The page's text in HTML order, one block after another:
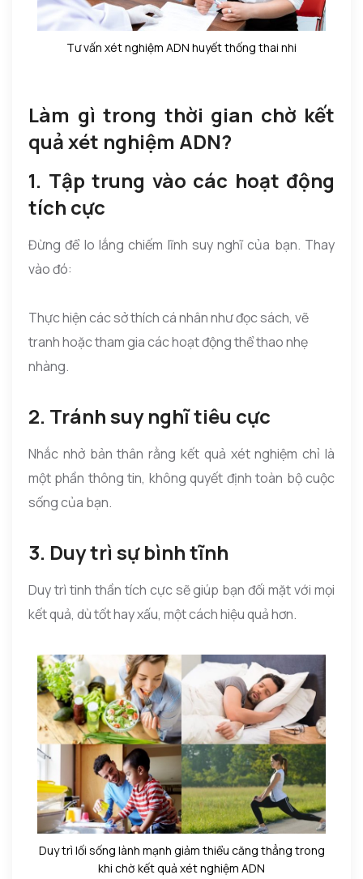
Tư vấn xét nghiệm ADN huyết thống thai nhi
Làm gì trong thời gian chờ kết
quả xét nghiệm ADN?
1. Tập trung vào các hoạt động
tích cực
Đừng để lo lắng chiếm lĩnh suy nghĩ của bạn. Thay
vào đó:
Thực hiện các sở thích cá nhân như đọc sách, vẽ
tranh hoặc tham gia các hoạt động thể thao nhẹ
nhàng.
2. Tránh suy nghĩ tiêu cực
Nhắc nhở bản thân rằng kết quả xét nghiệm chỉ là
một phần thông tin, không quyết định toàn bộ cuộc
sống của bạn.
3. Duy trì sự bình tĩnh
Duy trì tinh thần tích cực sẽ giúp bạn đối mặt với mọi
kết quả, dù tốt hay xấu, một cách hiệu quả hơn.
Duy trì lối sống lành mạnh giảm thiểu căng thẳng trong
khi chờ kết quả xét nghiệm ADN